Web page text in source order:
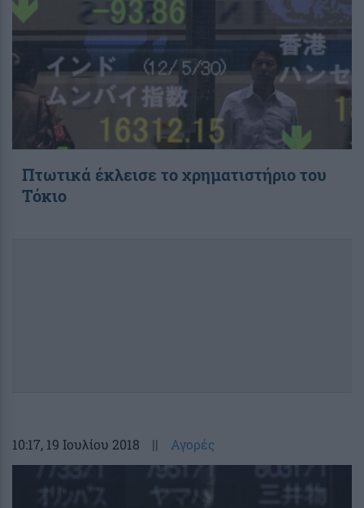
Πτωτικά έκλεισε το χρηματιστήριο του
Τόκιο
10:17, 19 Ιουλίου 2018 || Αγορές